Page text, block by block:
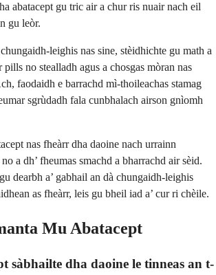
abatacept gu tric air a chur ris nuair nach eil
gu leòr.
leighis nas sine, stèidhichte gu math a
pills no stealladh agus a chosgas mòran nas
faodaidh e barrachd mì-thoileachas stamag
sgrùdadh fala cunbhalach airson gnìomh
nas fheàrr dha daoine nach urrainn
a dh’ fheumas smachd a bharrachd air sèid.
dearbh a’ gabhail an dà chungaidh-leighis
as fheàrr, leis gu bheil iad a’ cur ri chèile.
Mu Abatacept
sàbhailte dha daoine le tinneas an t-